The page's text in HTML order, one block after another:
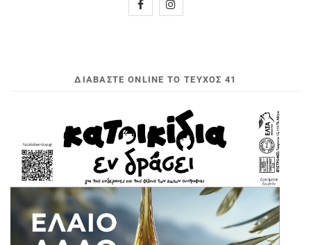
ΔΙΑΒΆΣΤΕ ONLINE ΤΟ ΤΕΎΧΟΣ 41